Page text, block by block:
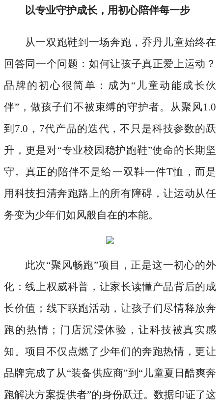
以专业守护成长，用初心陪伴每一步
从一双跑鞋到一场奔跑，乔丹儿童始终在
回答同一个问题：如何让孩子真正爱上运动？
品牌的初心很简单：成为 “儿童动能成长伙
伴”，做孩子们不被束缚的守护者。从聚风1.0
到7.0，7代产品的迭代，不只是科技参数的跃
升，更是对“专业校园稳护跑鞋”使命的长期坚
守。真正的陪伴不是给一双鞋一件T恤，而是
用科技扫清奔跑路上的所有障碍，让运动从任
务变为少年们如风般自在的本能。
此次“聚风畅跑”项目，正是这一初心的外
化：线上权威科普，让家长读懂产品背后的成
长价值；线下联跑活动，让孩子们尽情释放奔
跑的热情；门店沉浸体验，让科技被真实感
知。项目不仅点燃了少年们的奔跑热情，更让
品牌完成了从“装备供应商”到“儿童夏日酷爽奔
跑解决方案提供者”的身份跃迁。数据印证了这